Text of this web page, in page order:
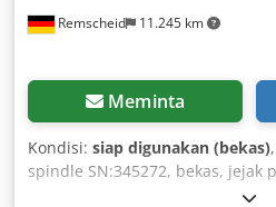
Remscheid 11.245 km
Meminta
Kondisi: siap digunakan (bekas)
spindle SN:345272, bekas, jejak
berfungsi, pengiriman sesuai